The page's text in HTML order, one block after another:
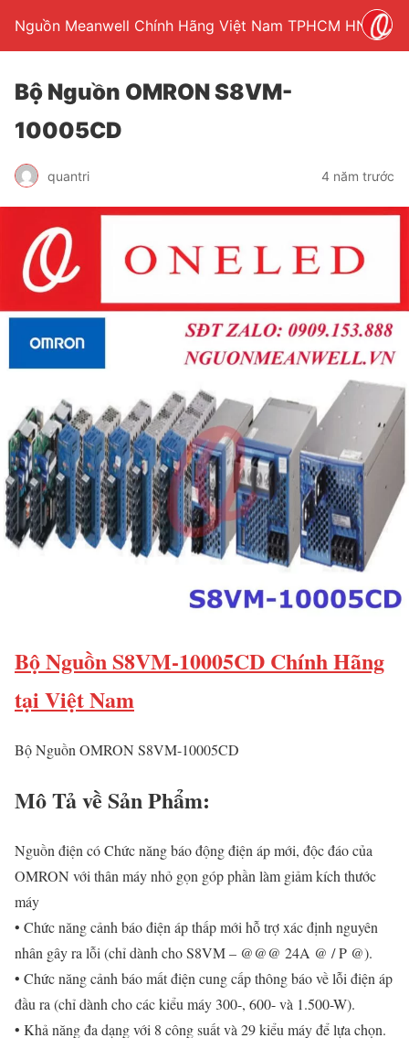
Nguồn Meanwell Chính Hãng Việt Nam TPHCM HN
Bộ Nguồn OMRON S8VM-
10005CD
quantri 4 năm trước
Bộ Nguồn S8VM-10005CD Chính Hãng
tại Việt Nam
Bộ Nguồn OMRON S8VM-10005CD
Mô Tả về Sản Phẩm:
Nguồn điện có Chức năng báo động điện áp mới, độc đáo của
OMRON với thân máy nhỏ gọn góp phần làm giảm kích thước
máy
• Chức năng cảnh báo điện áp thấp mới hỗ trợ xác định nguyên
nhân gây ra lỗi (chỉ dành cho S8VM – @@@ 24A @ / P @).
• Chức năng cảnh báo mất điện cung cấp thông báo về lỗi điện áp
đầu ra (chỉ dành cho các kiểu máy 300-, 600- và 1.500-W).
• Khả năng đa dạng với 8 công suất và 29 kiểu máy để lựa chọn.